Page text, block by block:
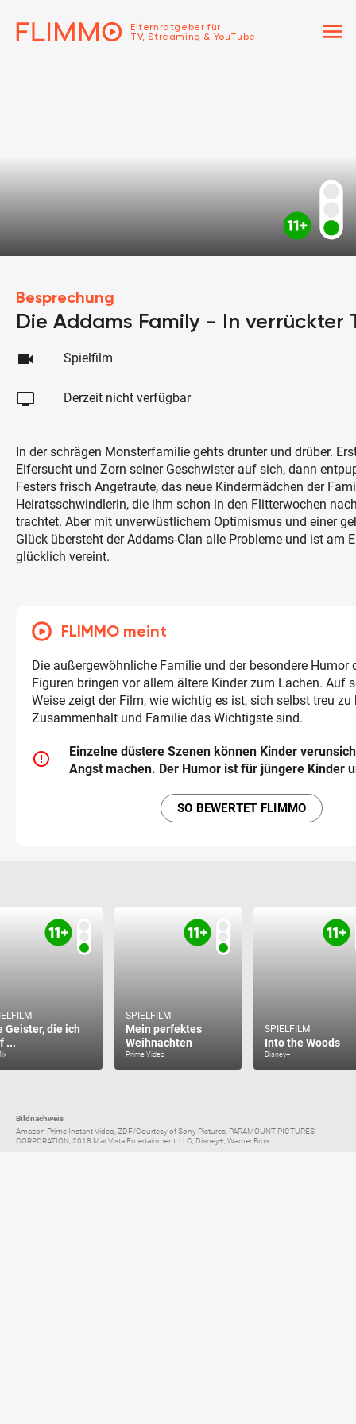
Elternratgeber für
TV, Streaming & YouTube
menu
Besprechung
Die Addams Family - In verrückter
videocam Spielfilm
tv Derzeit nicht verfügbar
In der schrägen Monsterfamilie gehts drunter und drüber.
Eifersucht und Zorn seiner Geschwister auf sich, dann
Festers frisch Angetraute, das neue Kindermädchen der
Heiratsschwindlerin, die ihm schon in den Flitterwochen
trachtet. Aber mit unverwüstlichem Optimismus und einer
Glück übersteht der Addams-Clan alle Probleme und ist am
glücklich vereint.
FLIMMO meint
Die außergewöhnliche Familie und der besondere Humor
Figuren bringen vor allem ältere Kinder zum Lachen. Auf
Weise zeigt der Film, wie wichtig es ist, sich selbst treu
Zusammenhalt und Familie das Wichtigste sind.
error_outline
Einzelne düstere Szenen können Kinder
Angst machen. Der Humor ist für jüngere Kinder
SO BEWERTET FLIMMO
Geister, die ich
...
SPIELFILM
Mein perfektes
Weihnachten
Prime Video
SPIELFILM
Into the Woods
Disney+
Bildnachweis
Amazon Prime Instant Video, ZDF/Courtesy of Sony Pictures, PARAMOUNT PICTURES
CORPORATION, 2018 Mar Vista Entertainment. LLC, Disney+, Warner Bros....